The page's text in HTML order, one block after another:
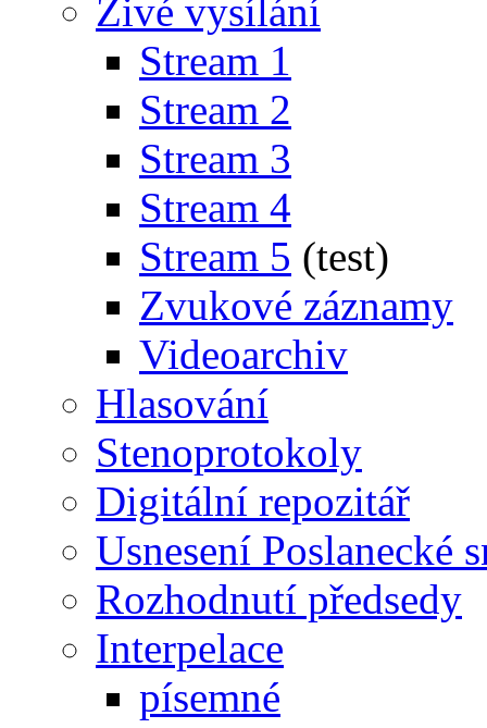
Živé vysílání
Stream 1
Stream 2
Stream 3
Stream 4
Stream 5 (test)
Zvukové záznamy
Videoarchiv
Hlasování
Stenoprotokoly
Digitální repozitář
Usnesení Poslanecké
Rozhodnutí předsedy
Interpelace
písemné